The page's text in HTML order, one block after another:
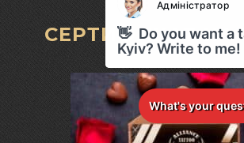
СЕРТИФИКАТ НА